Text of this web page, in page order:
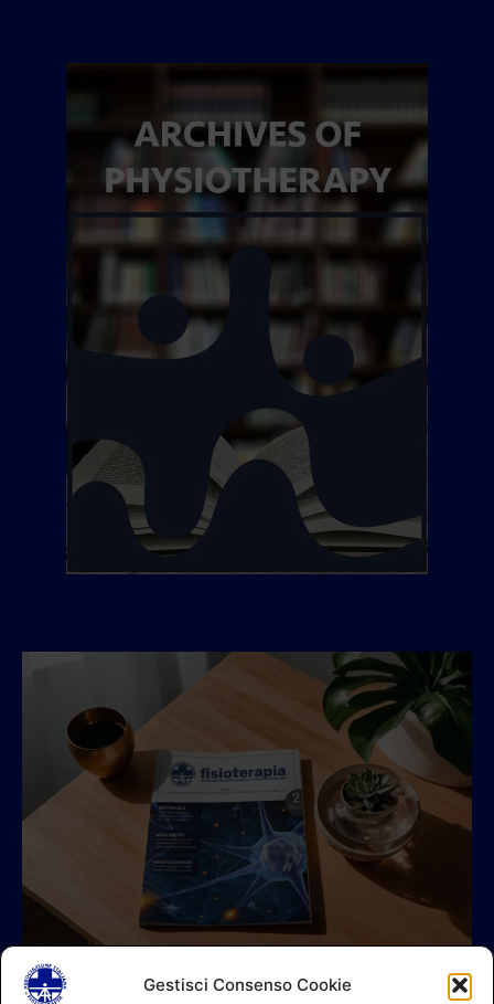
Gestisci Consenso Cookie